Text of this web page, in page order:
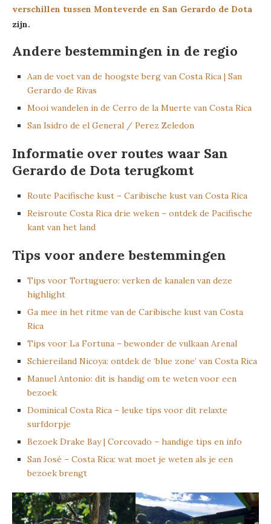
verschillen tussen Monteverde en San Gerardo de Dota
zijn.
Andere bestemmingen in de regio
Aan de voet van de hoogste berg van Costa Rica | San
Gerardo de Rivas
Mooi wandelen in de Cerro de la Muerte van Costa Rica
San Isidro de el General / Perez Zeledon
Informatie over routes waar San
Gerardo de Dota terugkomt
Route Pacifische kust – Caribische kust van Costa Rica
Reisroute Costa Rica drie weken – ontdek de Pacifische
kant van het land
Tips voor andere bestemmingen
Tips voor Tortuguero: verken de kanalen van deze
highlight
Ga mee in het ritme van de Caribische kust van Costa
Rica
Tips voor La Fortuna – bewonder de vulkaan Arenal
Schiereiland Nicoya: ontdek de ‘blue zone’ van Costa Rica
Manuel Antonio: dit is handig om te weten voor een
bezoek
Dominical Costa Rica – leuke tips voor dit relaxte
surfdorpje
Bezoek Drake Bay | Corcovado – handige tips en info
San José – Costa Rica: wat moet je weten als je een
bezoek brengt